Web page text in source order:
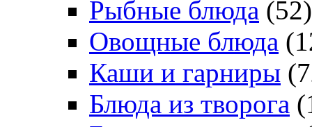
Рыбные блюда (52)
Овощные блюда
Каши и гарниры
Блюда из творога